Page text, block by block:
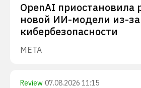
OpenAI приостановила
новой ИИ-модели из-
кибербезопасности
META
Review·07.08.2026 11:15